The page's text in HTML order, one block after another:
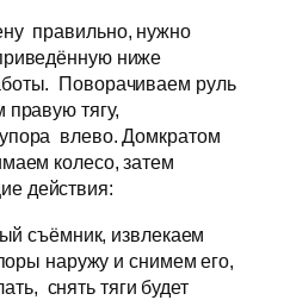
правильно, нужно
ниже
Поворачиваем руль
тягу,
влево. Домкратом
колесо, затем
действия:
съёмник, извлекаем
наружу и снимем его,
снять тяги будет